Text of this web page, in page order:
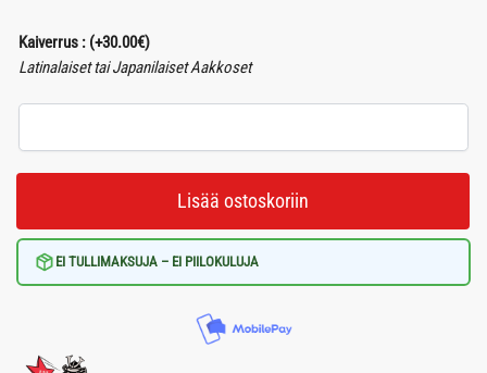
Kaiverrus : (+30.00€)
Latinalaiset tai Japanilaiset Aakkoset
Lisää ostoskoriin
EI TULLIMAKSUJA – EI PIILOKULUJA